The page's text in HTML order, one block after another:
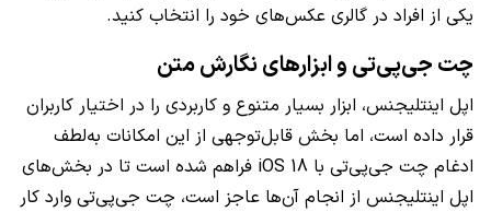
یکی از افراد در گالری عکس‌های خود را انتخاب کنید.
چت جی‌پی‌تی و ابزارهای نگارش متن
اپل اینتلیجنس، ابزار بسیار متنوع و کاربردی را در اختیار کاربران
قرار داده است، اما بخش قابل‌توجهی از این امکانات به‌لطف
ادغام چت جی‌پی‌تی با iOS 18 فراهم شده است تا در بخش‌های
اپل اینتلیجنس از انجام آن‌ها عاجز است، چت جی‌پی‌تی وارد کار